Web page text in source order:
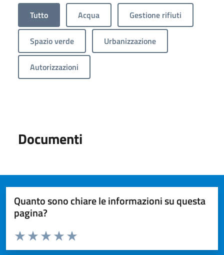
Tutto Acqua Gestione rifiuti
Spazio verde Urbanizzazione
Autorizzazioni
Documenti
Quanto sono chiare le informazioni su questa
pagina?
Valuta da 1 a 5 stelle la pagina
Valuta 5 stelle su 5
Valuta 4 stelle su 5
Valuta 3 stelle su 5
Valuta 2 stelle su 5
Valuta 1 stelle su 5